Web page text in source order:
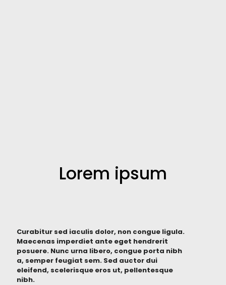
Lorem ipsum
Curabitur sed iaculis dolor, non congue ligula.
Maecenas imperdiet ante eget hendrerit
posuere. Nunc urna libero, congue porta nibh
a, semper feugiat sem. Sed auctor dui
eleifend, scelerisque eros ut, pellentesque
nibh.